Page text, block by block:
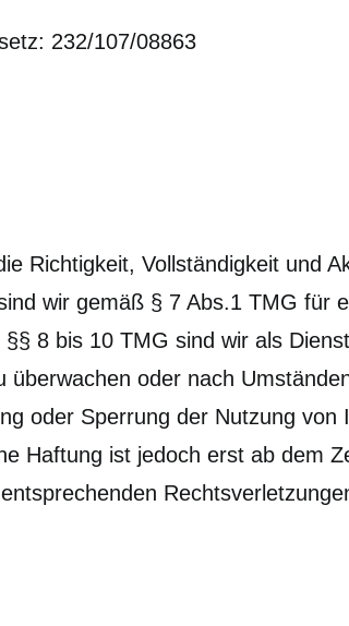
232/107/08863
Richtigkeit, Vollständigkeit und
wir gemäß § 7 Abs.1 TMG für
8 bis 10 TMG sind wir als
oder nach
oder Sperrung der Nutzung von
Haftung ist jedoch erst ab dem